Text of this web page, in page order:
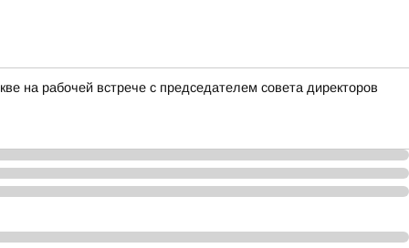
на рабочей встрече с председателем совета директоров